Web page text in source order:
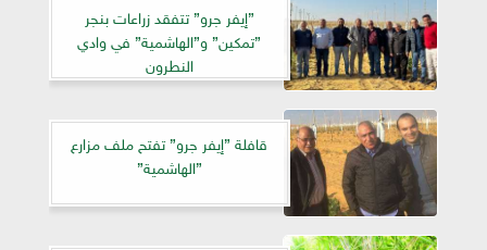
”إيفر جرو” تتفقد زراعات بنجر
”تمكين” و”الهاشمية” في وادي
النطرون
قافلة ”إيفر جرو” تفتح ملف مزارع
”الهاشمية”